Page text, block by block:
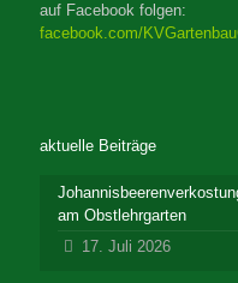
auf Facebook folgen:
facebook.com/
aktuelle Beiträge
am Obstlehrgarten
17. Juli 2026